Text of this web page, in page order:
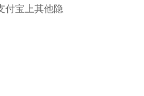
付宝上其他隐